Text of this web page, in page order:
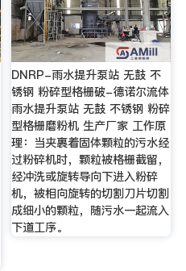
DNRP-雨水提升泵站 无鼓 不
锈钢 粉碎型格栅破-德诺尔流体
雨水提升泵站 无鼓 不锈钢 粉碎
型格栅磨粉机 生产厂家 工作原
理：当夹裹着固体颗粒的污水经
过粉碎机时，颗粒被格栅截留，
经冲洗或旋转导向下进入粉碎
机，被相向旋转的切割刀片切割
成细小的颗粒，随污水一起流入
下道工序。